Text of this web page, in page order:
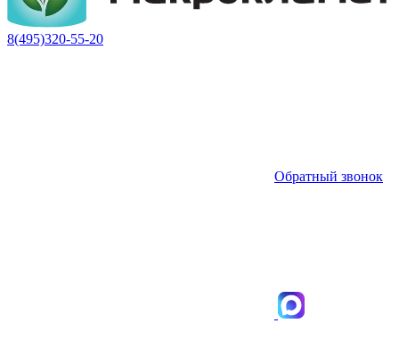
8(495)320-55-20
Обратный звонок